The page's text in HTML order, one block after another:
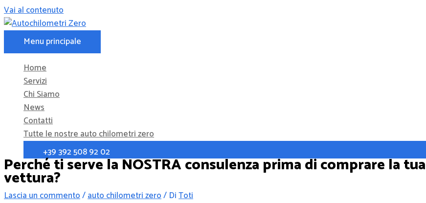
Vai al contenuto
Menu principale
Home
Servizi
Chi Siamo
News
Contatti
Tutte le nostre auto chilometri zero
+39 392 508 92 02
Perché ti serve la NOSTRA consulenza prima di comprare la tua
vettura?
Lascia un commento/auto chilometri zero/ DiToti